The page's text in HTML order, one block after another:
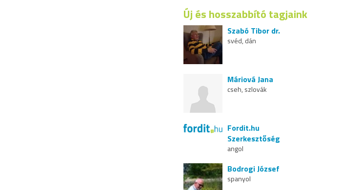
Új és hosszabbító tagjaink
Szabó Tibor dr.
svéd, dán
Máriová Jana
cseh, szlovák
Fordit.hu
Szerkesztőség
angol
Bodrogi József
spanyol